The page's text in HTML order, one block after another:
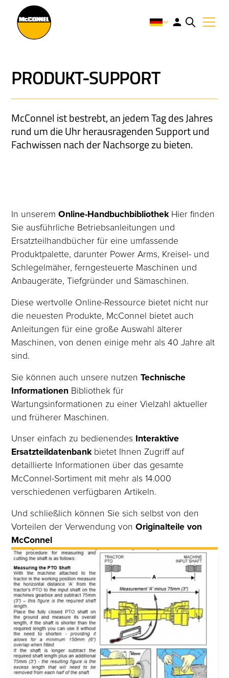
PRODUKT-SUPPORT
McConnel ist bestrebt, an jedem Tag des Jahres
rund um die Uhr herausragenden Support und
Fachwissen nach der Nachsorge zu bieten.
In unseremOnline-HandbuchbibliothekHier finden
Sie ausführliche Betriebsanleitungen und
Ersatzteilhandbücher für eine umfassende
Produktpalette, darunter Power Arms, Kreisel- und
Schlegelmäher, ferngesteuerte Maschinen und
Anbaugeräte, Tiefgründer und Sämaschinen.
Diese wertvolle Online-Ressource bietet nicht nur
die neuesten Produkte, McConnel bietet auch
Anleitungen für eine große Auswahl älterer
Maschinen, von denen einige mehr als 40 Jahre alt
sind.
Sie können auch unsere nutzenTechnische
Informationen Bibliothek für
Wartungsinformationen zu einer Vielzahl aktueller
und früherer Maschinen.
Unser einfach zu bedienendes
Interaktive
Ersatzteildatenbankbietet Ihnen Zugriff auf
detaillierte Informationen über das gesamte
McConnel-Sortiment mit mehr als 14.000
verschiedenen verfügbaren Artikeln.
Und schließlich können Sie sich selbst von den
Vorteilen der Verwendung vonOriginalteile von
McConnel